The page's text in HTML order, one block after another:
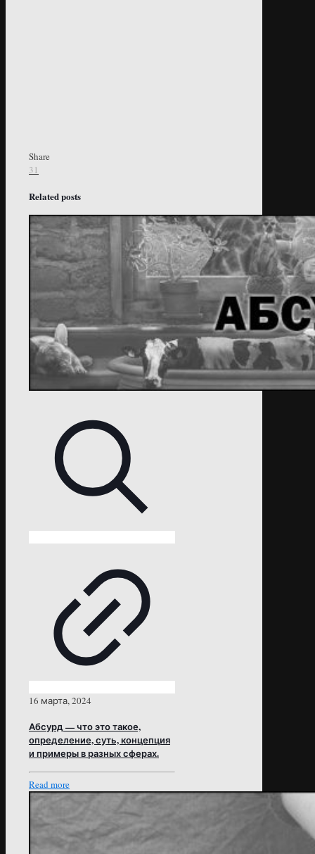
Share
31
Related posts
16 марта, 2024
Абсурд — что это такое,
определение, суть, концепция
и примеры в разных сферах.
Read more